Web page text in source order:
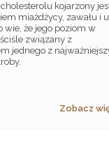
kojarzony
miażdżycy, zawału i
wie, że jego poziom w
związany z
jednego z
Zobacz